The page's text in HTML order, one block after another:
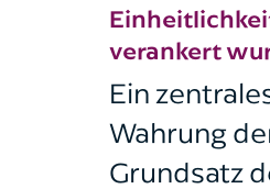
verankert
Ein
Wahrung
Grundsatz